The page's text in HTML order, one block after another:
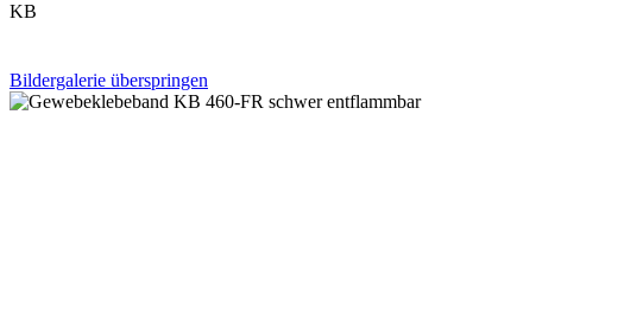
KB
Bildergalerie überspringen